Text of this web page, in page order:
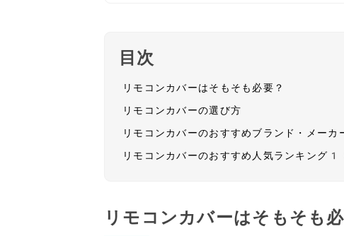
目次
リモコンカバーはそもそも必要？
リモコンカバーの選び方
リモコンカバーのおすすめブランド・メーカ
リモコンカバーのおすすめ人気ランキング
リモコンカバーはそもそも